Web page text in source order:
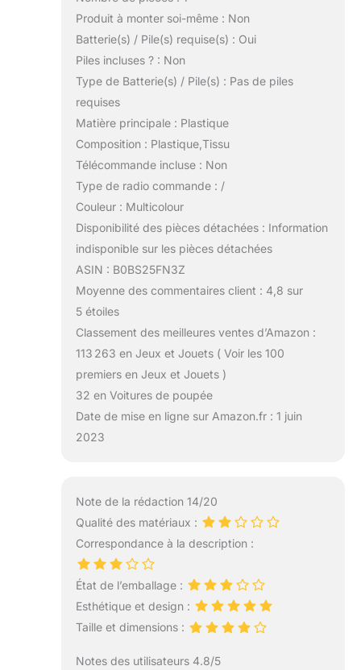
Produit à monter soi-même : Non
Batterie(s) / Pile(s) requise(s) : Oui
Piles incluses ? : Non
Type de Batterie(s) / Pile(s) : Pas de piles
requises
Matière principale : Plastique
Composition : Plastique,Tissu
Télécommande incluse : Non
Type de radio commande : /
Couleur : Multicolour
Disponibilité des pièces détachées : Information
indisponible sur les pièces détachées
ASIN : B0BS25FN3Z
Moyenne des commentaires client : 4,8 sur
5 étoiles
Classement des meilleures ventes d’Amazon :
113 263 en Jeux et Jouets ( Voir les 100
premiers en Jeux et Jouets )
32 en Voitures de poupée
Date de mise en ligne sur Amazon.fr : 1 juin
2023
Note de la rédaction 14/20
Qualité des matériaux :
Correspondance à la description :
État de l’emballage :
Esthétique et design :
Taille et dimensions :
Notes des utilisateurs 4.8/5